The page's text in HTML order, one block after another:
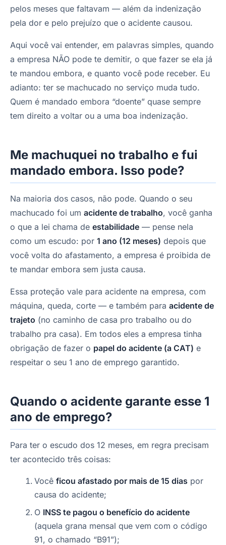
pelos meses que faltavam — além da indenização
pela dor e pelo prejuízo que o acidente causou.
Aqui você vai entender, em palavras simples, quando
a empresa NÃO pode te demitir, o que fazer se ela já
te mandou embora, e quanto você pode receber. Eu
adianto: ter se machucado no serviço muda tudo.
Quem é mandado embora “doente” quase sempre
tem direito a voltar ou a uma boa indenização.
Me machuquei no trabalho e fui
mandado embora. Isso pode?
Na maioria dos casos, não pode. Quando o seu
machucado foi um acidente de trabalho, você ganha
o que a lei chama de estabilidade — pense nela
como um escudo: por 1 ano (12 meses) depois que
você volta do afastamento, a empresa é proibida de
te mandar embora sem justa causa.
Essa proteção vale para acidente na empresa, com
máquina, queda, corte — e também para acidente de
trajeto (no caminho de casa pro trabalho ou do
trabalho pra casa). Em todos eles a empresa tinha
obrigação de fazer o papel do acidente (a CAT) e
respeitar o seu 1 ano de emprego garantido.
Quando o acidente garante esse 1
ano de emprego?
Para ter o escudo dos 12 meses, em regra precisam
ter acontecido três coisas:
Você ficou afastado por mais de 15 dias por
causa do acidente;
O INSS te pagou o benefício do acidente
(aquela grana mensal que vem com o código
91, o chamado “B91”);